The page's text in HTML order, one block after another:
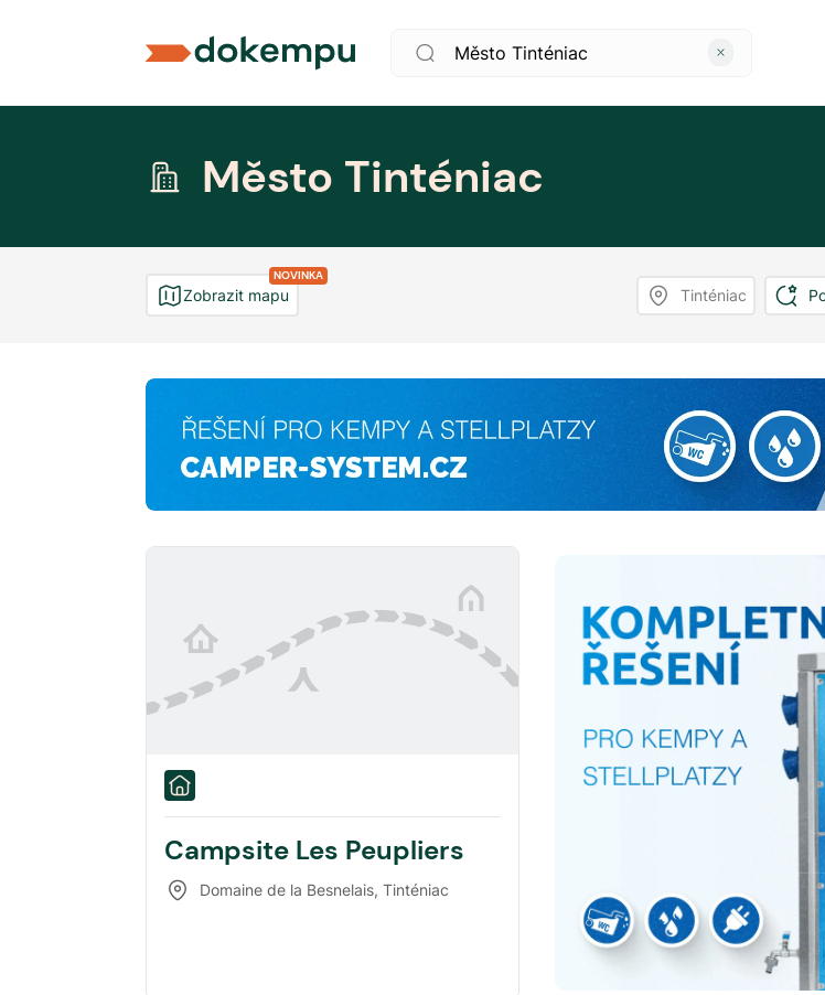
Město Tinténiac
NOVINKA
Zobrazit mapu Tinténiac
Campsite Les Peupliers
Domaine de la Besnelais, Tinténiac